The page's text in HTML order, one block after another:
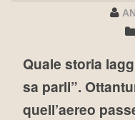
Quale storia
sa parli”.
quell’aereo